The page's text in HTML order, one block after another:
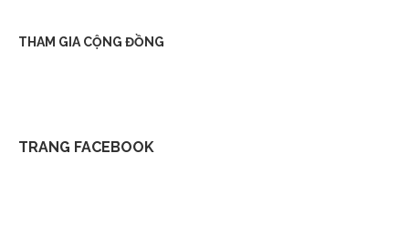
THAM GIA CỘNG ĐỒNG
TRANG FACEBOOK